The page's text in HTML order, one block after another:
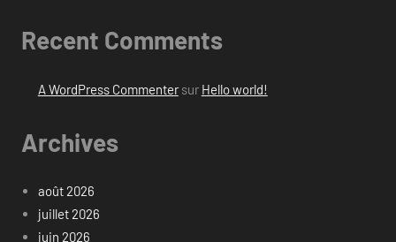
Recent Comments
A WordPress Commentersur Hello world!
Archives
août 2026
juillet 2026
juin 2026